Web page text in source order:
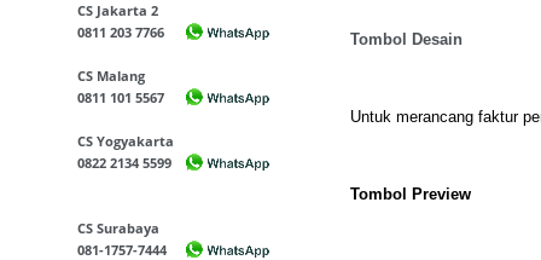
CS Jakarta 2
0811 203 7766
CS Malang
0811 101 5567
CS Yogyakarta
0822 2134 5599
CS Surabaya
081-1757-7444
Tombol Desain
Untuk merancang faktur
Tombol Preview